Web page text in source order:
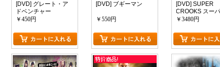
[DVD] グレート・ア
ドベンチャー
￥450円
[DVD] ブギーマン
￥550円
[DVD] SUPER
CROOKS スー
クルックス
￥3480円